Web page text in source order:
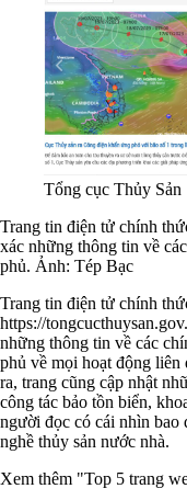
Tổng cục Thủy Sản
Trang tin điện tử chính
xác những thông tin về
phủ. Ảnh: Tép Bạc
Trang tin điện tử chính
https://
những thông tin về các
phủ về mọi hoạt động liên
ra, trang cũng cập nhật
công tác bảo tồn biển,
người đọc có cái nhìn bao
nghề thủy sản nước nhà.
Xem thêm "Top 5 trang